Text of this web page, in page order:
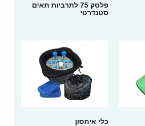
פלסק 75 לתרביות תאים
סטנדרטי
כלי איחסון